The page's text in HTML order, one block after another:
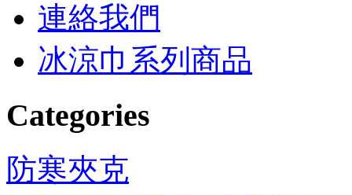
連絡我們
冰涼巾系列商品
Categories
防寒夾克